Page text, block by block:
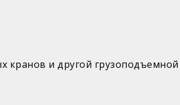
и другой грузоподъемной